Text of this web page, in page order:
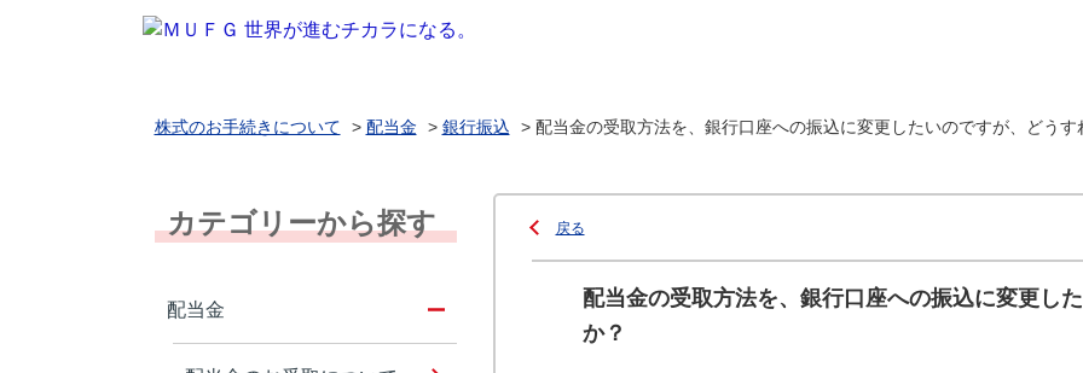
株式のお手続きについて > 配当金 > 銀行振込 > 配当金の受取方法を、銀行口座への振込に変更したいのですが、どうす
カテゴリーから探す
配当金
戻る
配当金の受取方法を、銀行口座への振込に変更し
か？